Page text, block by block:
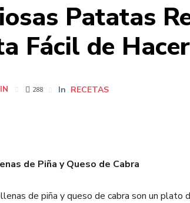
Patatas
Fácil de Hacer
288 In RECETAS
de Piña y Queso de Cabra
de piña y queso de cabra son un plato